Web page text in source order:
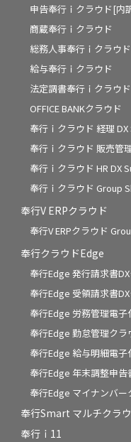
申告奉行ｉクラウド[内
商蔵奉行ｉクラウド
総務人事奉行ｉクラウド
給与奉行ｉクラウド
法定調書奉行ｉクラウド
OFFICE BANKクラウド
奉行ｉクラウド 経理
奉行ｉクラウド 販売管
奉行ｉクラウド HR DX
奉行ｉクラウド Group
奉行V ERPクラウド
奉行V ERPクラウド
奉行クラウドEdge
奉行Edge 発行請求書
奉行Edge 受領請求書
奉行Edge 労務管理電子
奉行Edge 勤怠管理クラ
奉行Edge 給与明細電子
奉行Edge 年末調整申告
奉行Edge マイナンバー
奉行Smart マルチクラ
奉行ｉ11